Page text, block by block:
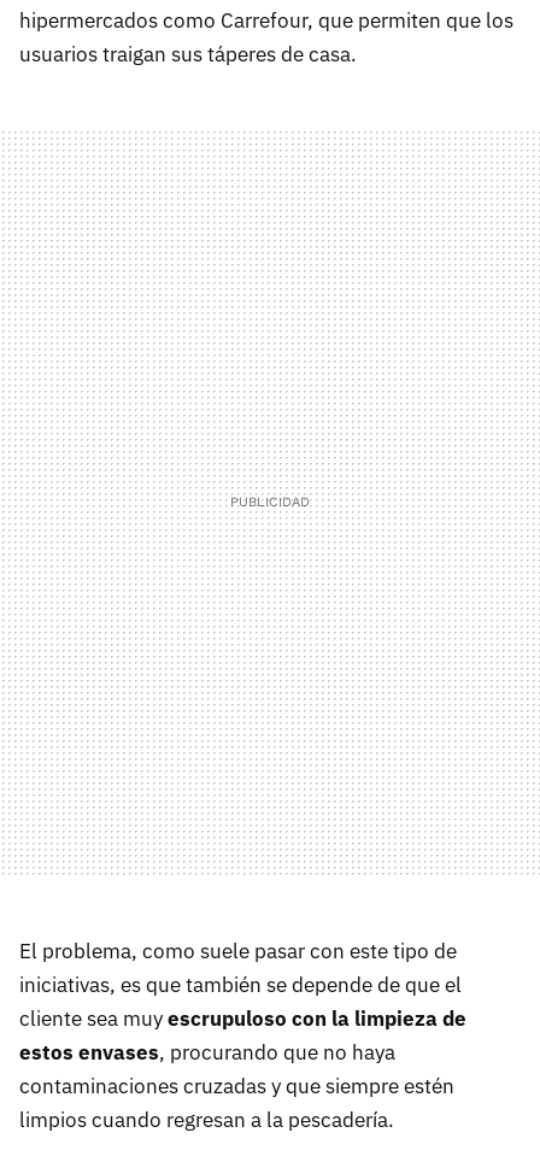
hipermercados como Carrefour, que permiten que los
usuarios traigan sus táperes de casa.
El problema, como suele pasar con este tipo de
iniciativas, es que también se depende de que el
cliente sea muyescrupuloso con la limpieza de
estos envases, procurando que no haya
contaminaciones cruzadas y que siempre estén
limpios cuando regresan a la pescadería.